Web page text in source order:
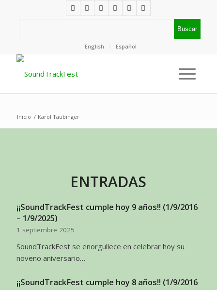
English Español
Inicio / Karol Taubinger
ENTRADAS
¡¡SoundTrackFest cumple hoy 9 años!! (1/9/2016
– 1/9/2025)
1 septiembre 2025
SoundTrackFest se enorgullece en celebrar hoy su
noveno aniversario…
¡¡SoundTrackFest cumple hoy 8 años!! (1/9/2016